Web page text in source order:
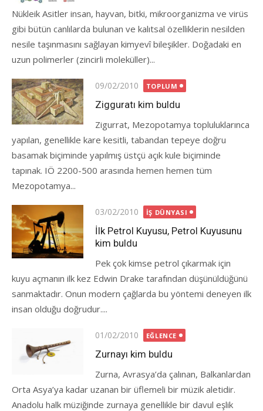
Nükleik Asitler insan, hayvan, bitki, mikroorganizma ve virüs
gibi bütün canlılarda bulunan ve kalıtsal özelliklerin nesilden
nesile taşınmasını sağlayan kimyevî bileşikler. Doğadaki en
uzun polimerler (zincirli moleküller)...
Posted
on
09/02/2010 TOPLUM
Zigguratı kim buldu
Zigurrat, Mezopotamya topluluklarınca
yapılan, genellikle kare kesitli, tabandan tepeye doğru
basamak biçiminde yapılmış üstçü açık kule biçiminde
tapınak. IÖ 2200-500 arasında hemen hemen tüm
Mezopotamya...
Posted
on
03/02/2010 İŞ DÜNYASI
İlk Petrol Kuyusu, Petrol Kuyusunu
kim buldu
Pek çok kimse petrol çıkarmak için
kuyu açmanın ilk kez Edwin Drake tarafından düşünüldüğünü
sanmaktadır. Onun modern çağlarda bu yöntemi deneyen ilk
insan olduğu doğrudur....
Posted
on
01/02/2010 EĞLENCE
Zurnayı kim buldu
Zurna, Avrasya’da çalınan, Balkanlardan
Orta Asya’ya kadar uzanan bir üflemeli bir müzik aletidir.
Anadolu halk müziğinde zurnaya genellikle bir davul eşlik